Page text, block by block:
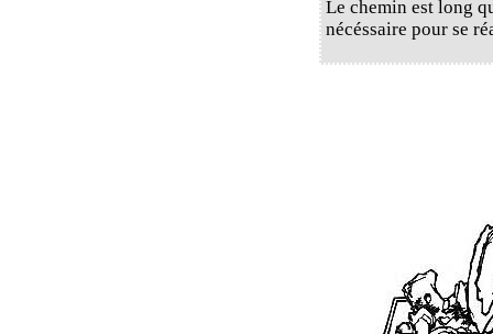
Le chemin est long
nécéssaire pour se